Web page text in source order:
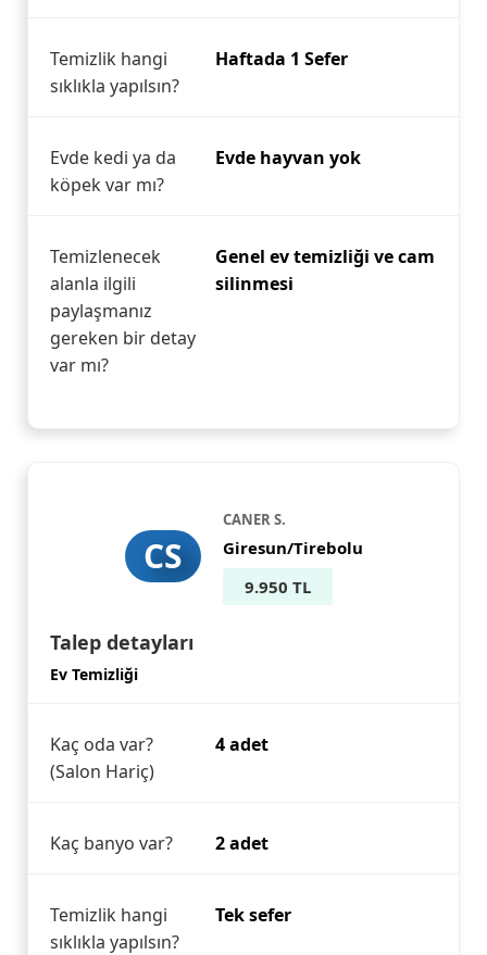
Temizlik hangi
sıklıkla yapılsın?
Haftada 1 Sefer
Evde kedi ya da
köpek var mı?
Evde hayvan yok
Temizlenecek
alanla ilgili
paylaşmanız
gereken bir detay
var mı?
Genel ev temizliği ve cam
silinmesi
CS
CANER S.
Giresun/Tirebolu
9.950 TL
Talep detayları
Ev Temizliği
Kaç oda var?
(Salon Hariç)
4 adet
Kaç banyo var? 2 adet
Temizlik hangi
sıklıkla yapılsın?
Tek sefer